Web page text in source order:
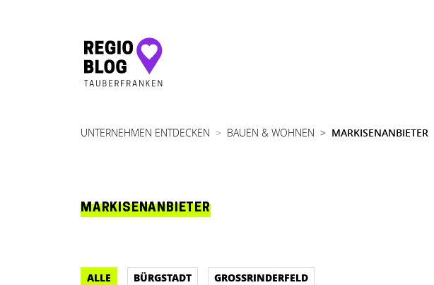
Hauptnavigation
UNTERNEHMEN ENTDECKEN BAUEN & WOHNEN MARKISENANBIETER
MARKISENANBIETER
ALLE BÜRGSTADT GROSSRINDERFELD